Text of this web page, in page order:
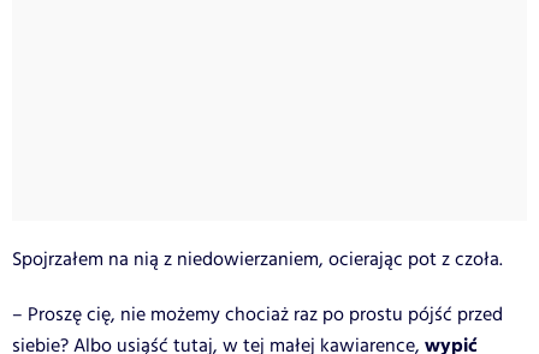
Spojrzałem na nią z niedowierzaniem, ocierając pot z czoła.
– Proszę cię, nie możemy chociaż raz po prostu pójść przed
siebie? Albo usiąść tutaj, w tej małej kawiarence, wypić